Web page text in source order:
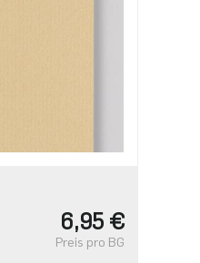
6,95 €
Preis pro BG